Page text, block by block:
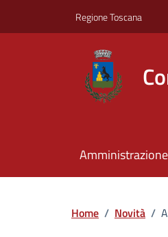
Regione Toscana
Amministrazione
Home / Novità /